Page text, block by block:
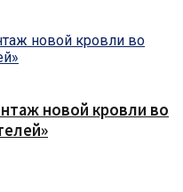
новой кровли во